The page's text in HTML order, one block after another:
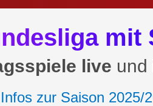
mit
live und
zur Saison 2025/